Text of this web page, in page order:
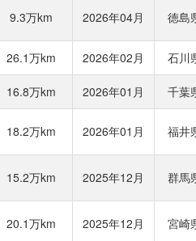
9.3万km 2026年04月 徳島
26.1万km 2026年02月 石川
16.8万km 2026年01月 千葉
18.2万km 2026年01月 福井
15.2万km 2025年12月 群馬
20.1万km 2025年12月 宮崎